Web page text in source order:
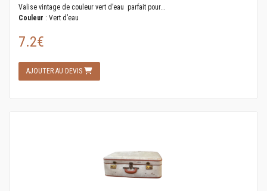
Valise vintage de couleur vert d’eau parfait pour...
Couleur : Vert d’eau
7.2€
AJOUTER AU DEVIS